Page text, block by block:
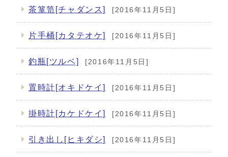
茶箪笥[チャダンス] [2016年11月5日]
片手桶[カタテオケ] [2016年11月5日]
釣瓶[ツルベ] [2016年11月5日]
置時計[オキドケイ] [2016年11月5日]
掛時計[カケドケイ] [2016年11月5日]
引き出し[ヒキダシ] [2016年11月5日]